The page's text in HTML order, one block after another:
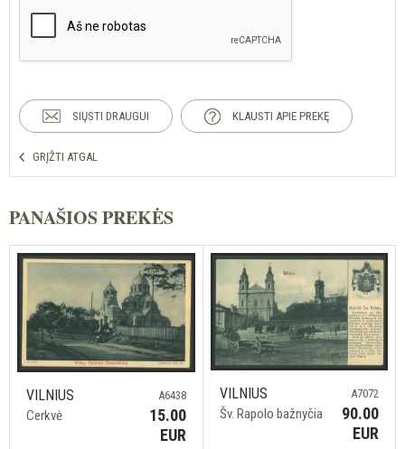
SIŲSTI DRAUGUI KLAUSTI APIE PREKĘ
GRĮŽTI ATGAL
PANAŠIOS PREKĖS
VILNIUS
Cerkvė
A6438
15.00
EUR
VILNIUS
Šv. Rapolo bažnyčia
A7072
90.00
EUR